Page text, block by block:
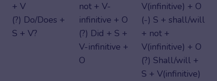
+ V
(?) Do/Does +
S + V?
not + V-
infinitive + O
(?) Did + S +
V-infinitive +
O
V(infinitive) + O
(-) S + shall/will
+ not +
V(infinitive) + O
(?) Shall/will +
S + V(infinitive)